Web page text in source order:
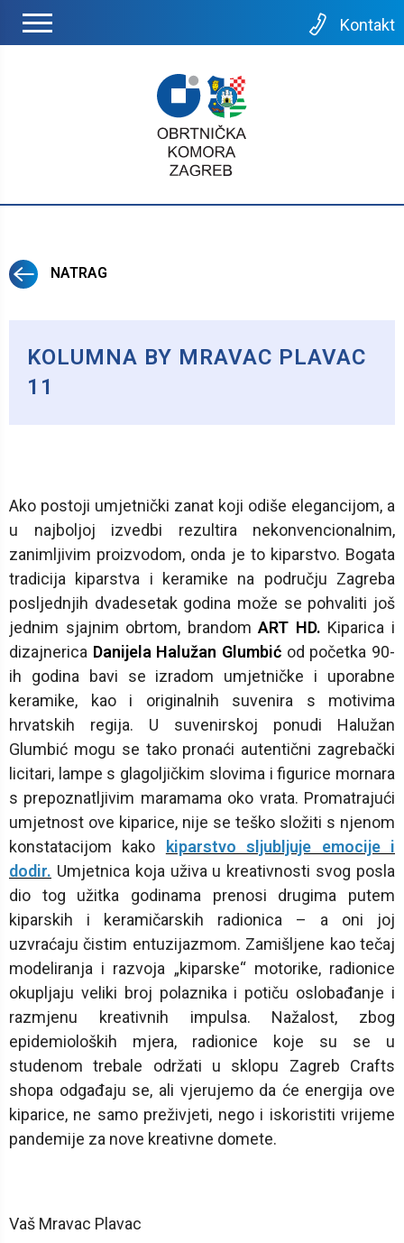
Kontakt
NATRAG
KOLUMNA BY MRAVAC PLAVAC
11
Ako postoji umjetnički zanat koji odiše elegancijom, a
u najboljoj izvedbi rezultira nekonvencionalnim,
zanimljivim proizvodom, onda je to kiparstvo. Bogata
tradicija kiparstva i keramike na području Zagreba
posljednjih dvadesetak godina može se pohvaliti još
jednim sjajnim obrtom, brandomART HD. Kiparica i
dizajnerica Danijela Halužan Glumbić od početka 90-
ih godina bavi se izradom umjetničke i uporabne
keramike, kao i originalnih suvenira s motivima
hrvatskih regija. U suvenirskoj ponudi Halužan
Glumbić mogu se tako pronaći autentični zagrebački
licitari, lampe s glagoljičkim slovima i figurice mornara
s prepoznatljivim maramama oko vrata. Promatrajući
umjetnost ove kiparice, nije se teško složiti s njenom
konstatacijom kako
kiparstvo sljubljuje emocije i
dodir. Umjetnica koja uživa u kreativnosti svog posla
dio tog užitka godinama prenosi drugima putem
kiparskih i keramičarskih radionica – a oni joj
uzvraćaju čistim entuzijazmom. Zamišljene kao tečaj
modeliranja i razvoja „kiparske“ motorike, radionice
okupljaju veliki broj polaznika i potiču oslobađanje i
razmjenu kreativnih impulsa. Nažalost, zbog
epidemioloških mjera, radionice koje su se u
studenom trebale održati u sklopu Zagreb Crafts
shopa odgađaju se, ali vjerujemo da će energija ove
kiparice, ne samo preživjeti, nego i iskoristiti vrijeme
pandemije za nove kreativne domete.
Vaš Mravac Plavac